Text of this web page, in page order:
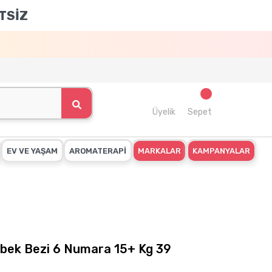
Üyelik Sepet
EV VE YAŞAM AROMATERAPİ MARKALAR KAMPANYALAR
Bezi 6 Numara 15+ Kg 39